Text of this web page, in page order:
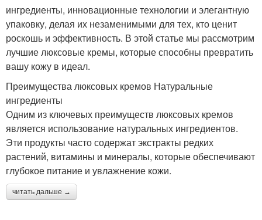
ингредиенты, инновационные технологии и элегантную
упаковку, делая их незаменимыми для тех, кто ценит
роскошь и эффективность. В этой статье мы рассмотрим
лучшие люксовые кремы, которые способны превратить
вашу кожу в идеал.
Преимущества люксовых кремов Натуральные
ингредиенты
Одним из ключевых преимуществ люксовых кремов
является использование натуральных ингредиентов.
Эти продукты часто содержат экстракты редких
растений, витамины и минералы, которые обеспечивают
глубокое питание и увлажнение кожи.
читать дальше →